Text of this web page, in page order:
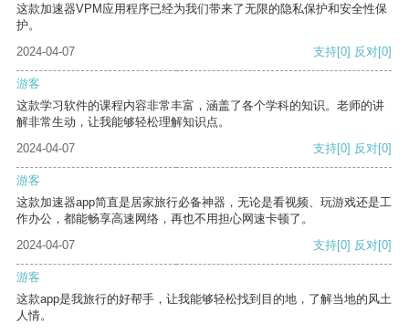
这款加速器VPM应用程序已经为我们带来了无限的隐私保护和安全性保
护。
2024-04-07
支持[0] 反对[0]
游客
这款学习软件的课程内容非常丰富，涵盖了各个学科的知识。老师的讲
解非常生动，让我能够轻松理解知识点。
2024-04-07
支持[0] 反对[0]
游客
这款加速器app简直是居家旅行必备神器，无论是看视频、玩游戏还是工
作办公，都能畅享高速网络，再也不用担心网速卡顿了。
2024-04-07
支持[0] 反对[0]
游客
这款app是我旅行的好帮手，让我能够轻松找到目的地，了解当地的风土
人情。